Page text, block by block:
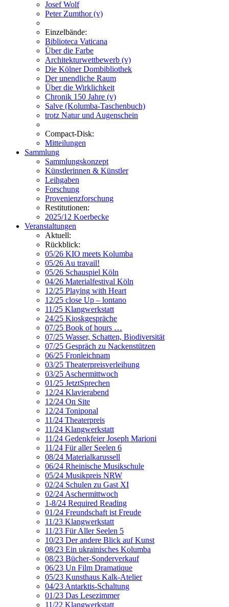
Josef Wolf
Peter Zumthor (v)
Einzelbände:
Biblioteca Vaticana
Über die Farbe
Architekturwettbewerb (v)
Die Kölner Dombibliothek
Der unendliche Raum
Über die Wirklichkeit
Chronik 150 Jahre (v)
Salve (Kolumba-Taschenbuch)
trotz Natur und Augenschein
Compact-Disk:
Mitteilungen
Sammlung
Sammlungskonzept
Künstlerinnen & Künstler
Leihgaben
Forschung
Provenienzforschung
Restitutionen:
2025/12 Koerbecke
Veranstaltungen
Aktuell:
Rückblick:
05/26 KIO meets Kolumba
05/26 Au travail!
05/26 Schauspiel Köln
04/26 Materialfestival Köln
12/25 Playing with Heart
12/25 close Up – lontano
11/25 Klangwerkstatt
24/25 Kioskgespräche
07/25 Book of hours …
07/25 Wasser, Schatten, Biodiversität
07/25 Gespräch zu Nackenstützen
06/25 Fronleichnam
03/25 Theaterpreisverleihung
03/25 Aschermittwoch
01/25 JetztSprechen
12/24 Klavierabend
12/24 On Site
12/24 Toniponal
11/24 Theaterpreis
11/24 Klangwerkstatt
11/24 Gedenkfeier Joseph Marioni
11/24 Für aller Seelen 6
08/24 Materialkarussell
06/24 Rheinische Musikschule
05/24 Musikpreis NRW
02/24 Schulen zu Gast XI
02/24 Aschermittwoch
1-8/24 Required Reading
01/24 Freundschaft ist Freude
11/23 Klangwerkstatt
11/23 Für Aller Seelen 5
10/23 Der andere Blick auf Kunst
08/23 Ein ukrainisches Kolumba
08/23 Bücher-Sonderverkauf
06/23 Un Film Dramatique
05/23 Kunsthaus Kalk-Atelier
04/23 Antarktis-Schaltung
01/23 Das Lesezimmer
11/22 Klangwerkstatt